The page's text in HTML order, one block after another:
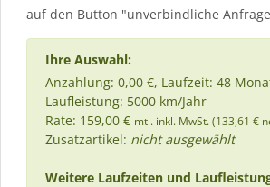
auf den Button "unverbindliche
Ihre Auswahl:
Anzahlung: 0,00 €, Laufzeit: 48
Laufleistung: 5000 km/Jahr
Rate: 159,00 € mtl. inkl. MwSt. (133,61 €
Zusatzartikel: nicht ausgewählt
Weitere Laufzeiten und